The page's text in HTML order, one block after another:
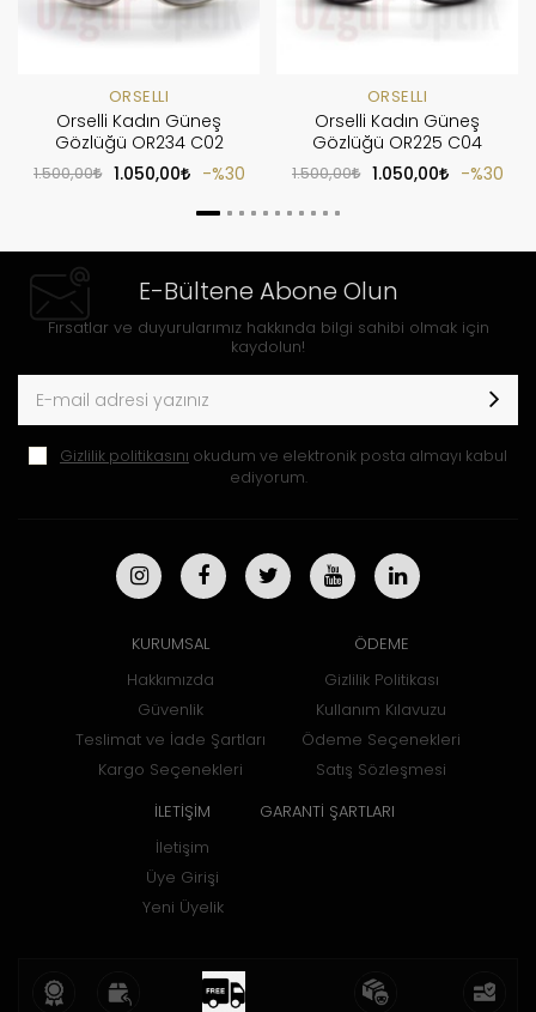
ORSELLI
Orselli Kadın Güneş
Gözlüğü OR234 C02
1.500,00 1.050,00 %30
ORSELLI
Orselli Kadın Güneş
Gözlüğü OR225 C04
1.500,00 1.050,00 %30
E-Bültene Abone Olun
Fırsatlar ve duyurularımız hakkında bilgi sahibi olmak için
kaydolun!
Gizlilik politikasını okudum ve elektronik posta almayı kabul
ediyorum.
KURUMSAL
Hakkımızda
Güvenlik
Teslimat ve İade Şartları
Kargo Seçenekleri
ÖDEME
Gizlilik Politikası
Kullanım Kılavuzu
Ödeme Seçenekleri
Satış Sözleşmesi
İLETİŞİM
İletişim
Üye Girişi
Yeni Üyelik
GARANTİ ŞARTLARI